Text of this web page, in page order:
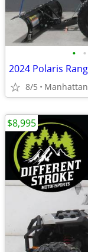
• •
8/5 Manhattan
$8,995